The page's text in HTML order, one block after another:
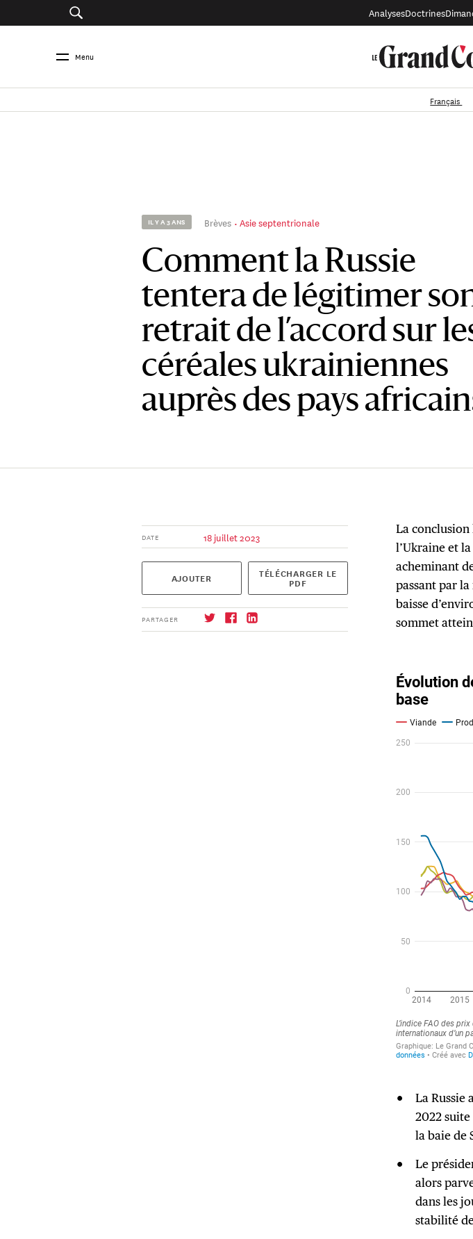
AnalysesDoctrines
Menu
Français
IL Y A 3 ANS Brèves Asie septentrionale
Comment la Russie
tentera de légitimer
retrait de l’accord sur
céréales ukrainiennes
auprès des pays
DATE 18 juillet 2023
AJOUTER TÉLÉCHARGER LE
PDF
PARTAGER
La
l’Ukraine et
acheminant
passant par
baisse
sommet
La Russie
2022
la baie de
Le
alors
dans les
stabilité